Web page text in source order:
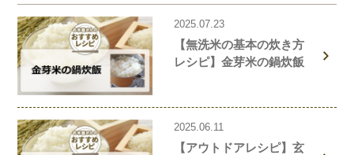
2025.07.23
【無洗米の基本の炊き方
レシピ】金芽米の鍋炊飯
2025.06.11
【アウトドアレシピ】玄